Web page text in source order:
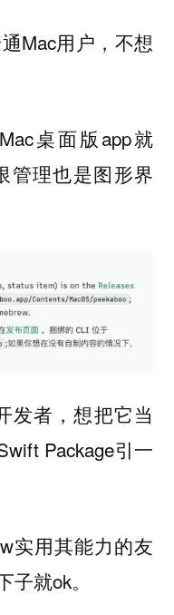
Mac用户，不想
桌面版app就
管理也是图形界
发者，想把它当
Package引一
实用其能力的友
就ok。